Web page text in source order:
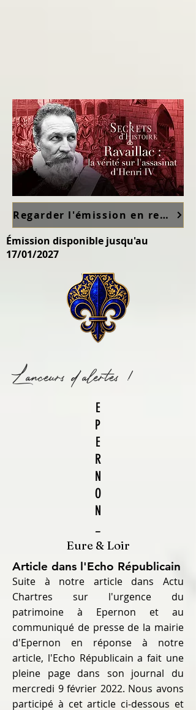
Regarder l'émission en replay sur France TV ici
Émission disponible jusqu'au
17/01/2027
Lanceurs d'alertes !
E
P
E
R
N
O
N
_
Eure & Loir
Article dans l'Echo Républicain
Suite à notre article dans Actu
Chartres sur l'urgence du
patrimoine à Epernon et au
communiqué de presse de la mairie
d'Epernon en réponse à notre
article, l'Echo Républicain a fait une
pleine page dans son journal du
mercredi 9 février 2022. Nous avons
participé à cet article ci-dessous et